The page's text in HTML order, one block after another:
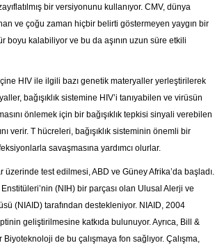
bir versiyonunu kullanıyor. CMV, dünya
ve çoğu zaman hiçbir belirti göstermeyen yaygın bir
boyu kalabiliyor ve bu da aşının uzun süre etkili
HIV ile ilgili bazı genetik materyaller yerleştirilerek
bağışıklık sistemine HIV’i tanıyabilen ve virüsün
önlemek için bir bağışıklık tepkisi sinyali verebilen
verir. T hücreleri, bağışıklık sisteminin önemli bir
savaşmasına yardımcı olurlar.
üzerinde test edilmesi, ABD ve Güney Afrika’da başladı.
Enstitüleri’nin (NIH) bir parçası olan Ulusal Alerji ve
(NIAID) tarafından destekleniyor. NIAID, 2004
geliştirilmesine katkıda bulunuyor. Ayrıca, Bill &
Biyoteknoloji de bu çalışmaya fon sağlıyor. Çalışma,